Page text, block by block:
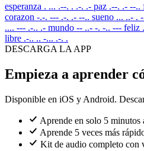
esperanza . ... .--. . .-. .- paz .--. .- --..
corazon -.-. --- .-. .- --.. sueno ... ..- .
.... --- .-.. .- mundo -- ..- -. -.. --- feliz
libre .-.. .. -... .-. .
DESCARGA LA APP
Empieza a aprender
Disponible en iOS y Android.
Aprende en solo 5 minutos
Aprende 5 veces más
Kit de audio completo con